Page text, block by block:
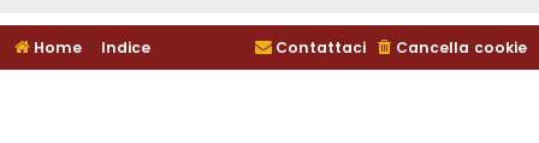
Home Indice Cancella cookie
Contattaci